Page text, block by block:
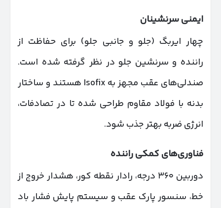
ایمنی سرنشینان
چهار ایربگ (جلو و جانبی جلو) برای حفاظت از
راننده و سرنشین جلو در نظر گرفته شده است.
صندلی‌های عقب مجهز به Isofix هستند و ساختار
بدنه با فولاد مقاوم طراحی شده تا در تصادفات،
انرژی ضربه بهتر جذب شود.
فناوری‌های کمکی راننده
دوربین ۳۶۰ درجه، رادار نقطه کور، هشدار خروج از
خط، سنسور پارک عقب و سیستم پایش فشار باد